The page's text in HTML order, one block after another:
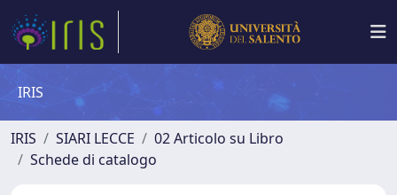
IRIS
IRIS SIARI LECCE
02 Articolo su Libro
Schede di catalogo